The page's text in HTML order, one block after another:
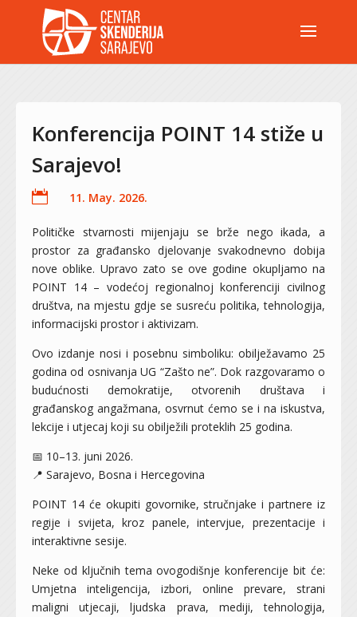
Konferencija POINT 14 stiže u
Sarajevo!
 11. May. 2026.
Političke stvarnosti mijenjaju se brže nego ikada, a
prostor za građansko djelovanje svakodnevno dobija
nove oblike. Upravo zato se ove godine okupljamo na
POINT 14 – vodećoj regionalnoj konferenciji civilnog
društva, na mjestu gdje se susreću politika, tehnologija,
informacijski prostor i aktivizam.
Ovo izdanje nosi i posebnu simboliku: obilježavamo 25
godina od osnivanja UG “Zašto ne”. Dok razgovaramo o
budućnosti demokratije, otvorenih društava i
građanskog angažmana, osvrnut ćemo se i na iskustva,
lekcije i utjecaj koji su obilježili proteklih 25 godina.
📅 10–13. juni 2026.
📍 Sarajevo, Bosna i Hercegovina
POINT 14 će okupiti govornike, stručnjake i partnere iz
regije i svijeta, kroz panele, intervjue, prezentacije i
interaktivne sesije.
Neke od ključnih tema ovogodišnje konferencije bit će:
Umjetna inteligencija, izbori, online prevare, strani
maligni utjecaji, ljudska prava, mediji, tehnologija,